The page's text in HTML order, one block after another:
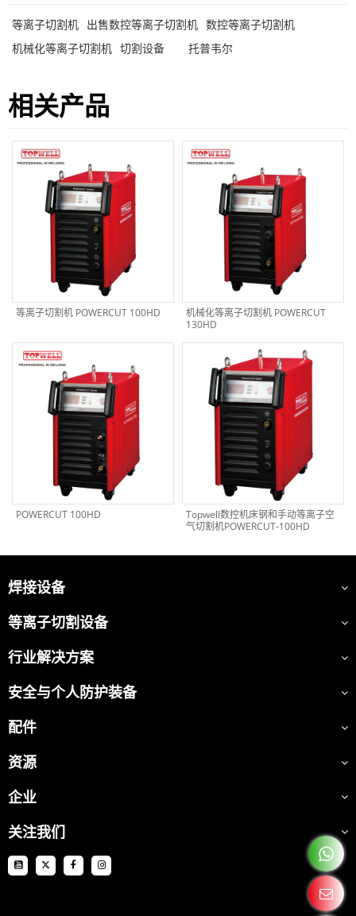
等离子切割机 出售数控等离子切割机 数控等离子切割机
机械化等离子切割机 切割设备 托普韦尔
相关产品
等离子切割机 POWERCUT 100HD
机械化等离子切割机 POWERCUT
130HD
POWERCUT 100HD
Topwell数控机床钢和手动等离子空
气切割机POWERCUT-100HD
焊接设备
等离子切割设备
行业解决方案
安全与个人防护装备
配件
资源
企业
关注我们